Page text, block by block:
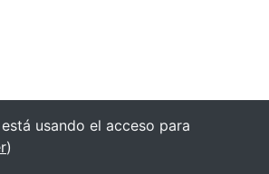
usando el acceso para
)